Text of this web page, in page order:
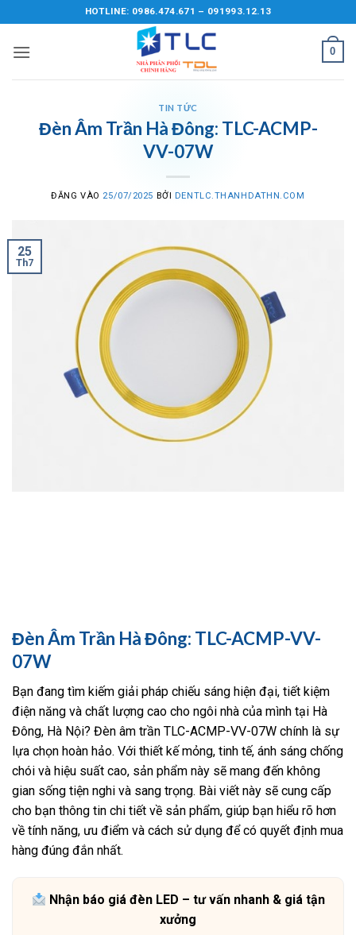
qua
nội
HOTLINE: 0986.474.671 – 091993.12.13
0
TIN TỨC
Đèn Âm Trần Hà Đông: TLC-ACMP-
VV-07W
ĐĂNG VÀO 25/07/2025 BỞI DENTLC.THANHDATHN.COM
25
Th7
Đèn Âm Trần Hà Đông: TLC-ACMP-VV-
07W
Bạn đang tìm kiếm giải pháp chiếu sáng hiện đại, tiết kiệm
điện năng và chất lượng cao cho ngôi nhà của mình tại Hà
Đông, Hà Nội? Đèn âm trần TLC-ACMP-VV-07W chính là sự
lựa chọn hoàn hảo. Với thiết kế mỏng, tinh tế, ánh sáng chống
chói và hiệu suất cao, sản phẩm này sẽ mang đến không
gian sống tiện nghi và sang trọng. Bài viết này sẽ cung cấp
cho bạn thông tin chi tiết về sản phẩm, giúp bạn hiểu rõ hơn
về tính năng, ưu điểm và cách sử dụng để có quyết định mua
hàng đúng đắn nhất.
Nhận báo giá đèn LED – tư vấn nhanh & giá tận
xưởng